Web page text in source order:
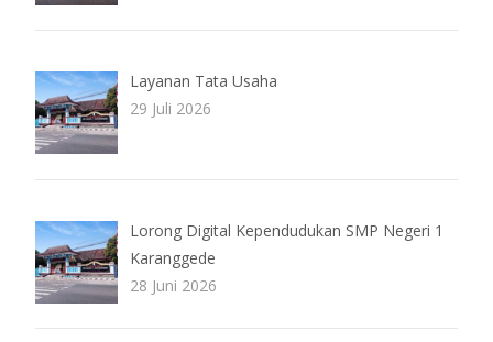
Layanan Tata Usaha
29 Juli 2026
Lorong Digital Kependudukan SMP Negeri 1
Karanggede
28 Juni 2026